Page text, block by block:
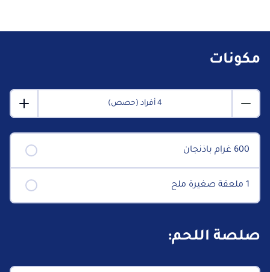
مكونات
4 أفراد (حصص)
600 غرام باذنجان
1 ملعقة صغيرة ملح
صلصة اللحم: